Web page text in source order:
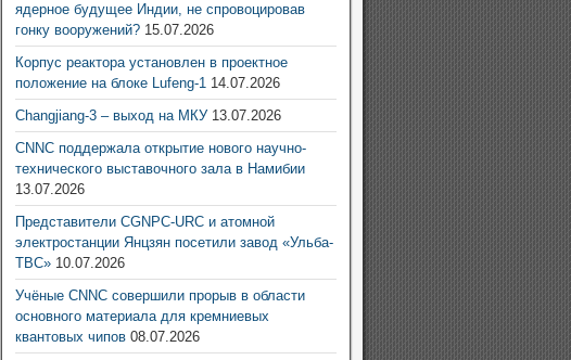
ядерное будущее Индии, не спровоцировав
гонку вооружений? 15.07.2026
Корпус реактора установлен в проектное
положение на блоке Lufeng-1 14.07.2026
Changjiang-3 – выход на МКУ 13.07.2026
CNNC поддержала открытие нового научно-
технического выставочного зала в Намибии
13.07.2026
Представители CGNPC-URC и атомной
электростанции Янцзян посетили завод «Ульба-
ТВС» 10.07.2026
Учёные CNNC совершили прорыв в области
основного материала для кремниевых
квантовых чипов 08.07.2026